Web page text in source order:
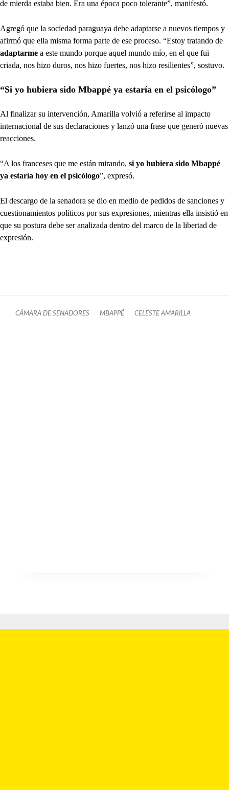
de mierda estaba bien. Era una época poco tolerante”, manifestó.
Agregó que la sociedad paraguaya debe adaptarse a nuevos tiempos y
afirmó que ella misma forma parte de ese proceso. “Estoy tratando de
adaptarme a este mundo porque aquel mundo mío, en el que fui
criada, nos hizo duros, nos hizo fuertes, nos hizo resilientes”, sostuvo.
“Si yo hubiera sido Mbappé ya estaría en el psicólogo”
Al finalizar su intervención, Amarilla volvió a referirse al impacto
internacional de sus declaraciones y lanzó una frase que generó nuevas
reacciones.
“A los franceses que me están mirando, si yo hubiera sido Mbappé
ya estaría hoy en el psicólogo”, expresó.
El descargo de la senadora se dio en medio de pedidos de sanciones y
cuestionamientos políticos por sus expresiones, mientras ella insistió en
que su postura debe ser analizada dentro del marco de la libertad de
expresión.
CÁMARA DE SENADORES MBAPPÉ CELESTE AMARILLA